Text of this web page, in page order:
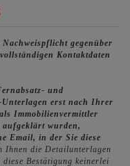
gegenüber
Kontaktdaten
und
Unterlagen erst nach Ihrer
Immobilienvermittler
wurden,
Email, in der Sie diese
Ihnen die Detailunterlagen
Bestätigung keinerlei